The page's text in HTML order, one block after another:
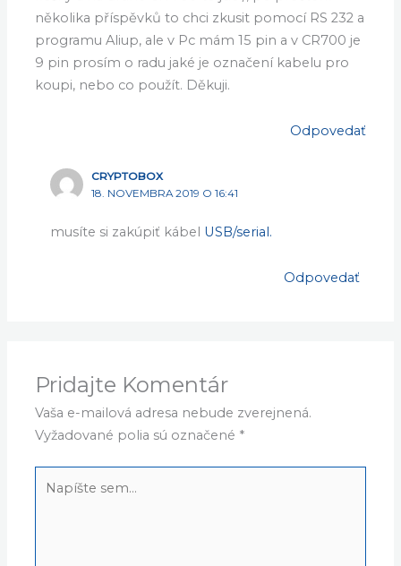
několika příspěvků to chci zkusit pomocí RS 232 a
programu Aliup, ale v Pc mám 15 pin a v CR700 je
9 pin prosím o radu jaké je označení kabelu pro
koupi, nebo co použít. Děkuji.
Odpovedať
CRYPTOBOX
18. NOVEMBRA 2019 O 16:41
musíte si zakúpiť kábel USB/serial.
Odpovedať
Pridajte Komentár
Vaša e-mailová adresa nebude zverejnená.
Vyžadované polia sú označené *
sem...